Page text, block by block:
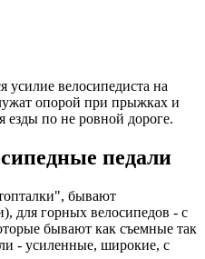
усилие велосипедиста на
опорой при прыжках и
езды по не ровной дороге.
педали
бывают
для горных велосипедов - с
бывают как съемные так
- усиленные, широкие, с